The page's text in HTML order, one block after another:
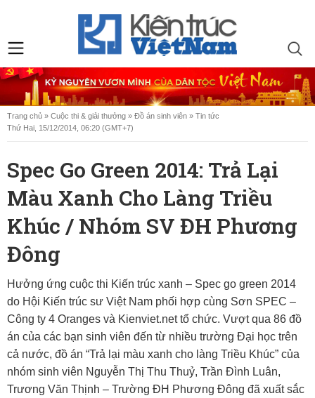
Trang chủ » Cuộc thi & giải thưởng » Đồ án sinh viên » Tin tức
Thứ Hai, 15/12/2014, 06:20 (GMT+7)
Spec Go Green 2014: Trả Lại
Màu Xanh Cho Làng Triều
Khúc / Nhóm SV ĐH Phương
Đông
Hưởng ứng cuộc thi Kiến trúc xanh – Spec go green 2014
do Hội Kiến trúc sư Việt Nam phối hợp cùng Sơn SPEC –
Công ty 4 Oranges và Kienviet.net tổ chức. Vượt qua 86 đồ
án của các bạn sinh viên đến từ nhiều trường Đại học trên
cả nước, đồ án “Trả lại màu xanh cho làng Triều Khúc” của
nhóm sinh viên Nguyễn Thị Thu Thuỷ, Trần Đình Luân,
Trương Văn Thịnh – Trường ĐH Phương Đông đã xuất sắc